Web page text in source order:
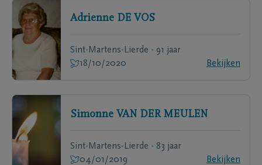
Adrienne DE VOS
Sint-Martens-Lierde - 91 jaar
18/10/2020
Bekijken
Simonne VAN DER MEULEN
Sint-Martens-Lierde - 83 jaar
04/01/2019
Bekijken